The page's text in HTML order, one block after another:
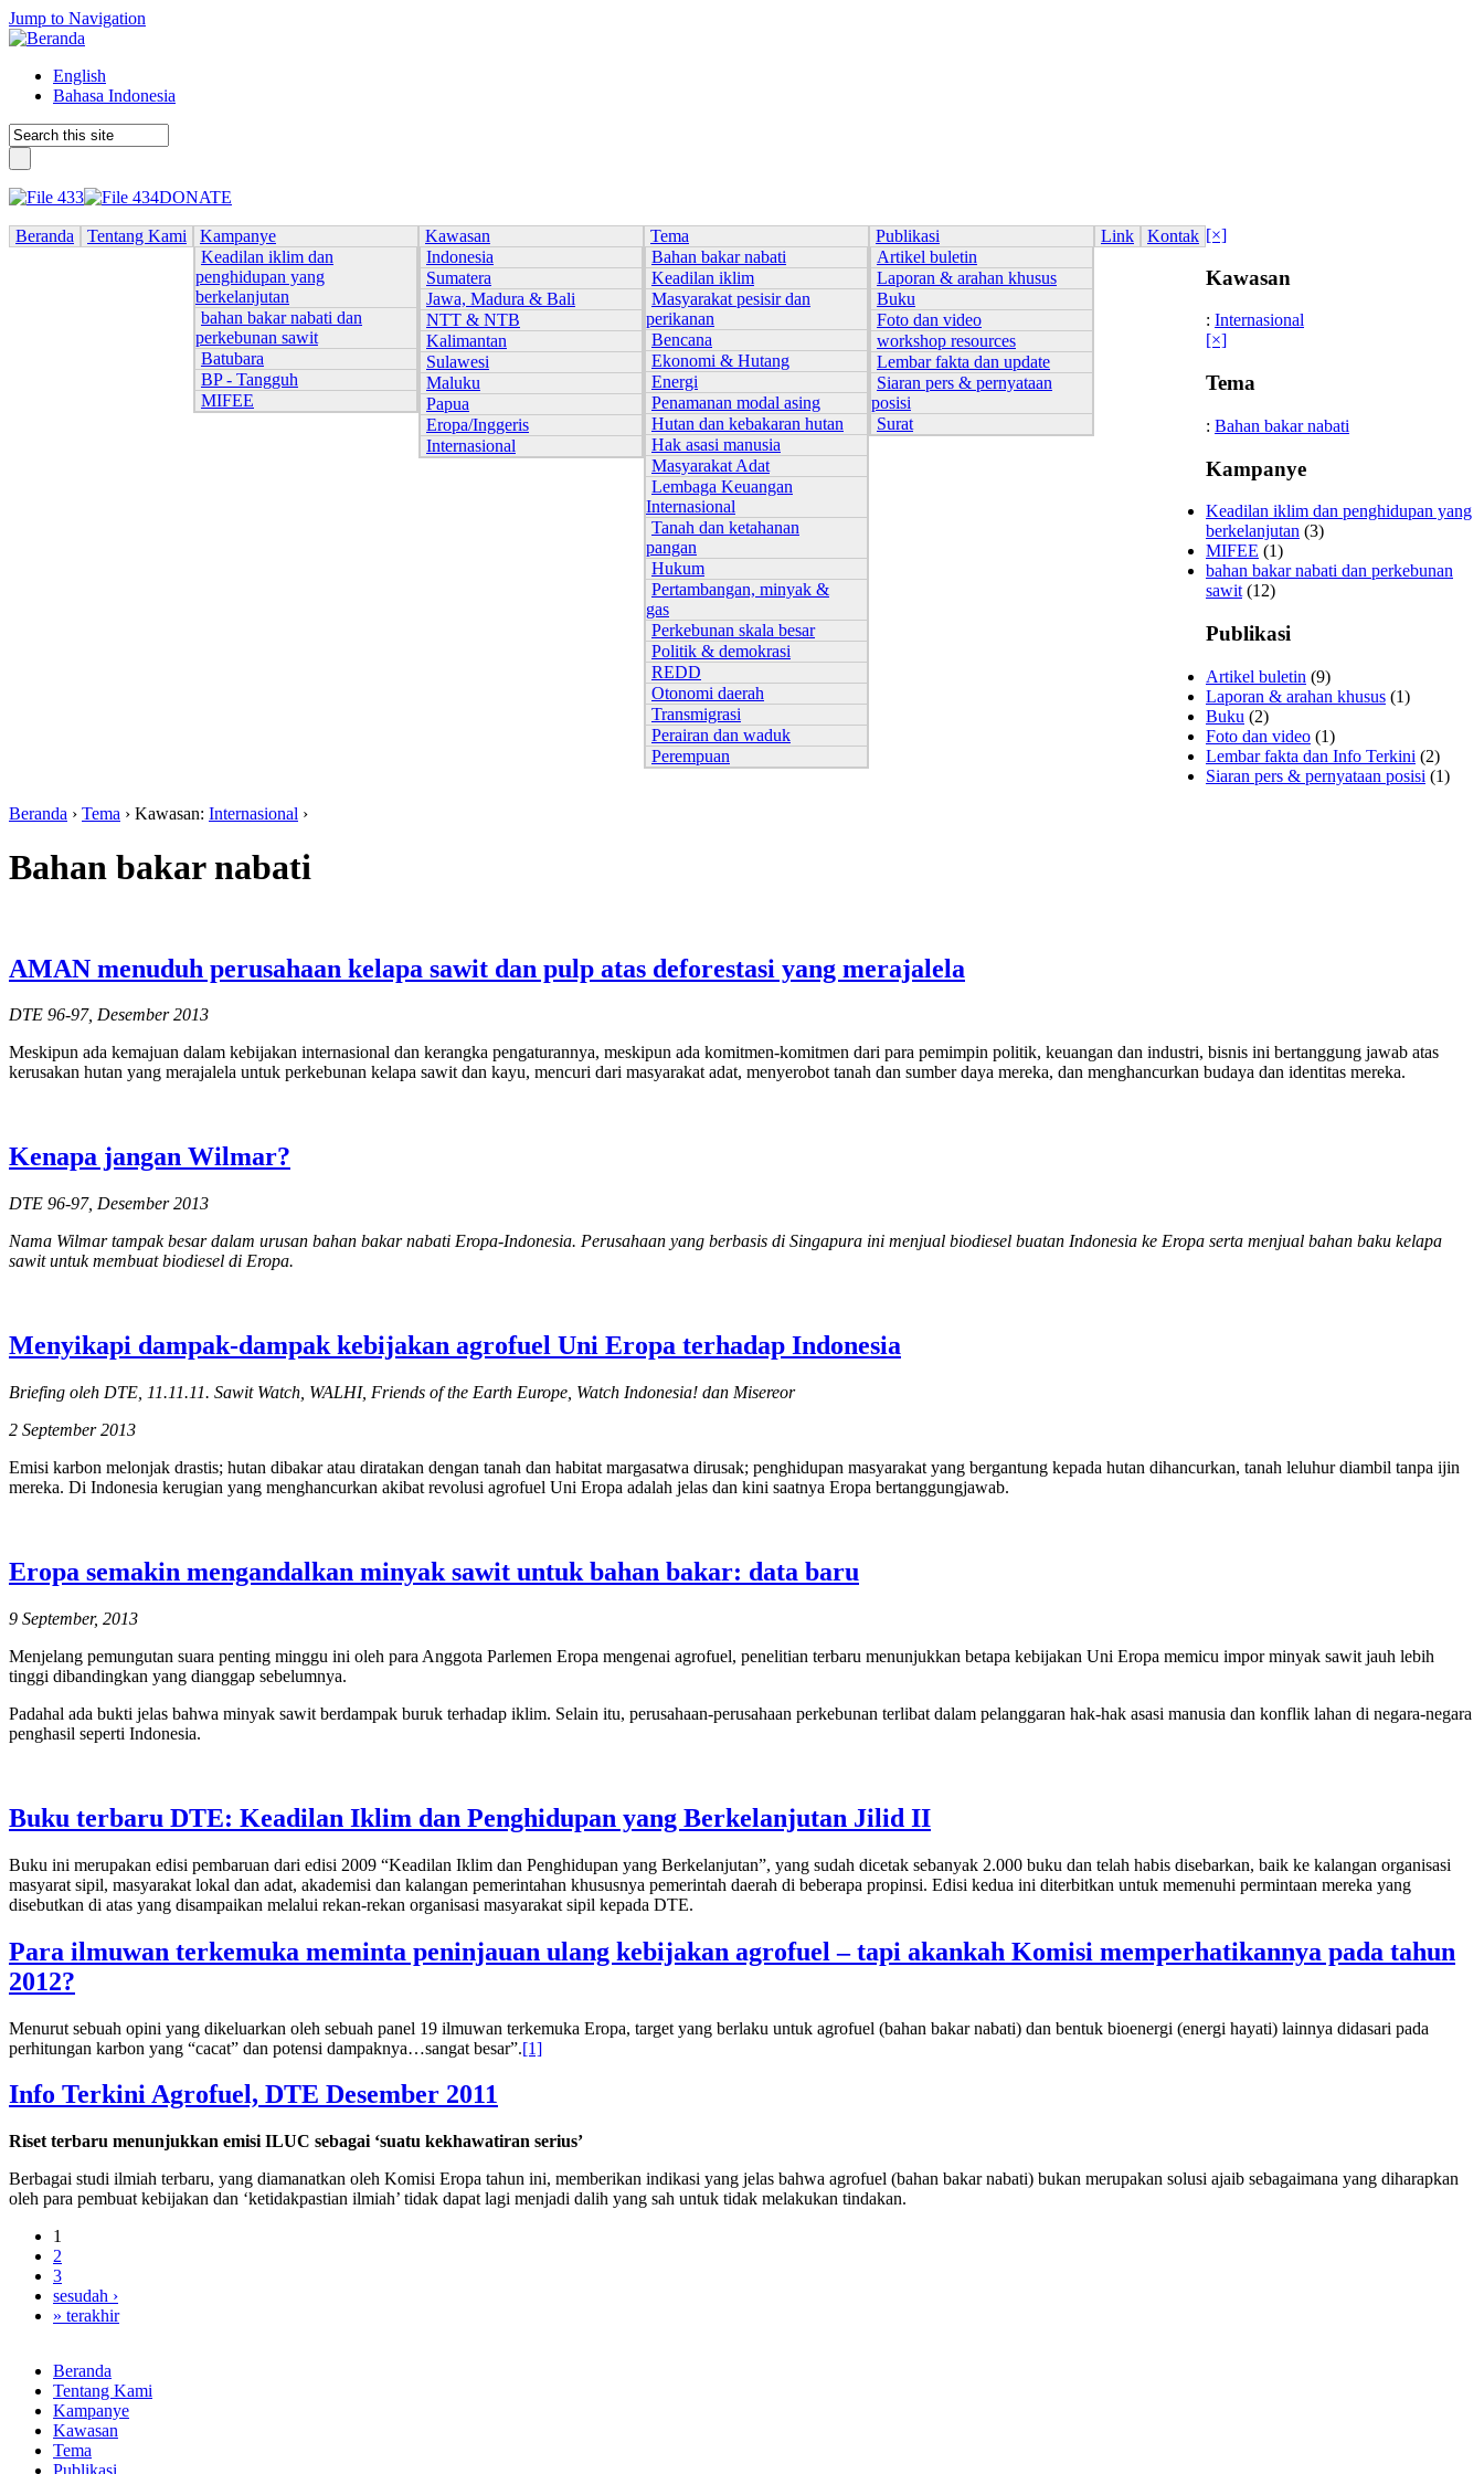
Jump to Navigation
English
Bahasa Indonesia
DONATE
Beranda Tentang Kami
Kampanye
Keadilan iklim dan
penghidupan yang
berkelanjutan
bahan bakar nabati dan
perkebunan sawit
Batubara
BP - Tangguh
MIFEE
Kawasan
Indonesia
Sumatera
Jawa, Madura & Bali
NTT & NTB
Kalimantan
Sulawesi
Maluku
Papua
Eropa/Inggeris
Internasional
Tema
Bahan bakar nabati
Keadilan iklim
Masyarakat pesisir dan
perikanan
Bencana
Ekonomi & Hutang
Energi
Penamanan modal asing
Hutan dan kebakaran hutan
Hak asasi manusia
Masyarakat Adat
Lembaga Keuangan
Internasional
Tanah dan ketahanan
pangan
Hukum
Pertambangan, minyak &
gas
Perkebunan skala besar
Politik & demokrasi
REDD
Otonomi daerah
Transmigrasi
Perairan dan waduk
Perempuan
Publikasi
Artikel buletin
Laporan & arahan khusus
Buku
Foto dan video
workshop resources
Lembar fakta dan update
Siaran pers & pernyataan
posisi
Surat
Link Kontak [×]
Kawasan
: Internasional
[×]
Tema
: Bahan bakar nabati
Kampanye
Keadilan iklim dan penghidupan yang
berkelanjutan (3)
MIFEE (1)
bahan bakar nabati dan perkebunan
sawit (12)
Publikasi
Artikel buletin (9)
Laporan & arahan khusus (1)
Buku (2)
Foto dan video (1)
Lembar fakta dan Info Terkini (2)
Siaran pers & pernyataan posisi (1)
Beranda › Tema › Kawasan: Internasional ›
Bahan bakar nabati
AMAN menuduh perusahaan kelapa sawit dan pulp atas deforestasi yang merajalela
DTE 96-97, Desember 2013
Meskipun ada kemajuan dalam kebijakan internasional dan kerangka pengaturannya, meskipun ada komitmen-komitmen dari para pemimpin politik, keuangan dan industri, bisnis ini bertanggung jawab atas
kerusakan hutan yang merajalela untuk perkebunan kelapa sawit dan kayu, mencuri dari masyarakat adat, menyerobot tanah dan sumber daya mereka, dan menghancurkan budaya dan identitas mereka.
Kenapa jangan Wilmar?
DTE 96-97, Desember 2013
Nama Wilmar tampak besar dalam urusan bahan bakar nabati Eropa-Indonesia. Perusahaan yang berbasis di Singapura ini menjual biodiesel buatan Indonesia ke Eropa serta menjual bahan baku kelapa
sawit untuk membuat biodiesel di Eropa.
Menyikapi dampak-dampak kebijakan agrofuel Uni Eropa terhadap Indonesia
Briefing oleh DTE, 11.11.11. Sawit Watch, WALHI, Friends of the Earth Europe, Watch Indonesia! dan Misereor
2 September 2013
Emisi karbon melonjak drastis; hutan dibakar atau diratakan dengan tanah dan habitat margasatwa dirusak; penghidupan masyarakat yang bergantung kepada hutan dihancurkan, tanah leluhur diambil tanpa ijin
mereka. Di Indonesia kerugian yang menghancurkan akibat revolusi agrofuel Uni Eropa adalah jelas dan kini saatnya Eropa bertanggungjawab.
Eropa semakin mengandalkan minyak sawit untuk bahan bakar: data baru
9 September, 2013
Menjelang pemungutan suara penting minggu ini oleh para Anggota Parlemen Eropa mengenai agrofuel, penelitian terbaru menunjukkan betapa kebijakan Uni Eropa memicu impor minyak sawit jauh lebih
tinggi dibandingkan yang dianggap sebelumnya.
Padahal ada bukti jelas bahwa minyak sawit berdampak buruk terhadap iklim. Selain itu, perusahaan-perusahaan perkebunan terlibat dalam pelanggaran hak-hak asasi manusia dan konflik lahan di negara-negara
penghasil seperti Indonesia.
Buku terbaru DTE: Keadilan Iklim dan Penghidupan yang Berkelanjutan Jilid II
Buku ini merupakan edisi pembaruan dari edisi 2009 “Keadilan Iklim dan Penghidupan yang Berkelanjutan”, yang sudah dicetak sebanyak 2.000 buku dan telah habis disebarkan, baik ke kalangan organisasi
masyarat sipil, masyarakat lokal dan adat, akademisi dan kalangan pemerintahan khususnya pemerintah daerah di beberapa propinsi. Edisi kedua ini diterbitkan untuk memenuhi permintaan mereka yang
disebutkan di atas yang disampaikan melalui rekan-rekan organisasi masyarakat sipil kepada DTE.
Para ilmuwan terkemuka meminta peninjauan ulang kebijakan agrofuel – tapi akankah Komisi memperhatikannya pada tahun
2012?
Menurut sebuah opini yang dikeluarkan oleh sebuah panel 19 ilmuwan terkemuka Eropa, target yang berlaku untuk agrofuel (bahan bakar nabati) dan bentuk bioenergi (energi hayati) lainnya didasari pada
perhitungan karbon yang “cacat” dan potensi dampaknya…sangat besar”.[1]
Info Terkini Agrofuel, DTE Desember 2011
Riset terbaru menunjukkan emisi ILUC sebagai ‘suatu kekhawatiran serius’
Berbagai studi ilmiah terbaru, yang diamanatkan oleh Komisi Eropa tahun ini, memberikan indikasi yang jelas bahwa agrofuel (bahan bakar nabati) bukan merupakan solusi ajaib sebagaimana yang diharapkan
oleh para pembuat kebijakan dan ‘ketidakpastian ilmiah’ tidak dapat lagi menjadi dalih yang sah untuk tidak melakukan tindakan.
1
2
3
sesudah ›
» terakhir
Beranda
Tentang Kami
Kampanye
Kawasan
Tema